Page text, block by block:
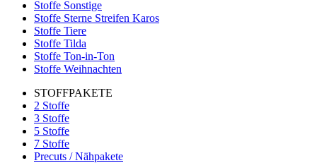
Stoffe Sonstige
Stoffe Sterne Streifen Karos
Stoffe Tiere
Stoffe Tilda
Stoffe Ton-in-Ton
Stoffe Weihnachten
STOFFPAKETE
2 Stoffe
3 Stoffe
5 Stoffe
7 Stoffe
Precuts / Nähpakete